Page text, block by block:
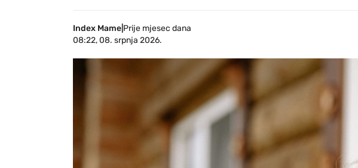
Index Mame
Prije mjesec dana
08:22, 08. srpnja 2026.